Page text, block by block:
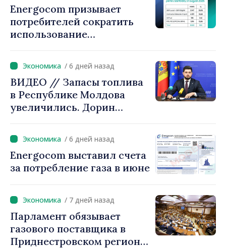
«Правительство
предложит решения, мы не
можем оставить людей
цен»
Energocom призывает
потребителей сократить
использование
/ 6 дней назад
ВИДЕО // Запасы топлива
в Республике Молдова
увеличились. Дорин
меры дают результаты»
/ 6 дней назад
Energocom выставил счета
за потребление газа в июне
/ 7 дней назад
Парламент обязывает
газового поставщика в
Приднестровском регионе